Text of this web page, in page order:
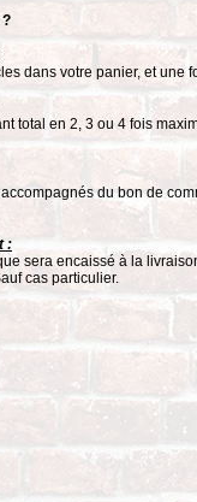
dans votre panier, et une
total en 2, 3 ou 4 fois
du bon de
:
sera encaissé à la
cas particulier.